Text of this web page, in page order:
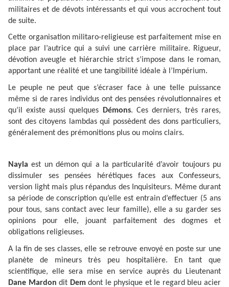
militaires et de dévots intéressants et qui vous accrochent tout
de suite.
Cette organisation militaro-religieuse est parfaitement mise en
place par l’autrice qui a suivi une carrière militaire. Rigueur,
dévotion aveugle et hiérarchie strict s’impose dans le roman,
apportant une réalité et une tangibilité idéale à l’Impérium.
Le peuple ne peut que s’écraser face à une telle puissance
même si de rares individus ont des pensées révolutionnaires et
qu’il existe aussi quelques
Démons. Ces derniers, très rares,
sont des citoyens lambdas qui possèdent des dons particuliers,
généralement des prémonitions plus ou moins clairs.
Nayla est un démon qui a la particularité d’avoir toujours pu
dissimuler ses pensées hérétiques faces aux Confesseurs,
version light mais plus répandus des Inquisiteurs. Même durant
sa période de conscription qu’elle est entrain d’effectuer (5 ans
pour tous, sans contact avec leur famille), elle a su garder ses
opinions pour elle, jouant parfaitement des dogmes et
obligations religieuses.
A la fin de ses classes, elle se retrouve envoyé en poste sur une
planète de mineurs très peu hospitalière. En tant que
scientifique, elle sera mise en service auprès du Lieutenant
Dane Mardon dit Dem dont le physique et le regard bleu acier